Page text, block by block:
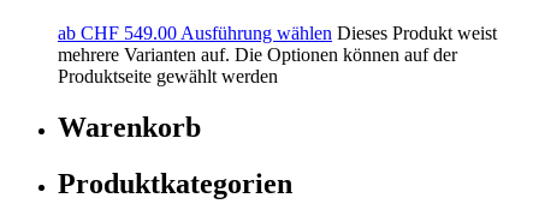
ab CHF 549.00 Ausführung wählen Dieses Produkt weist
mehrere Varianten auf. Die Optionen können auf der
Produktseite gewählt werden
Warenkorb
Produktkategorien